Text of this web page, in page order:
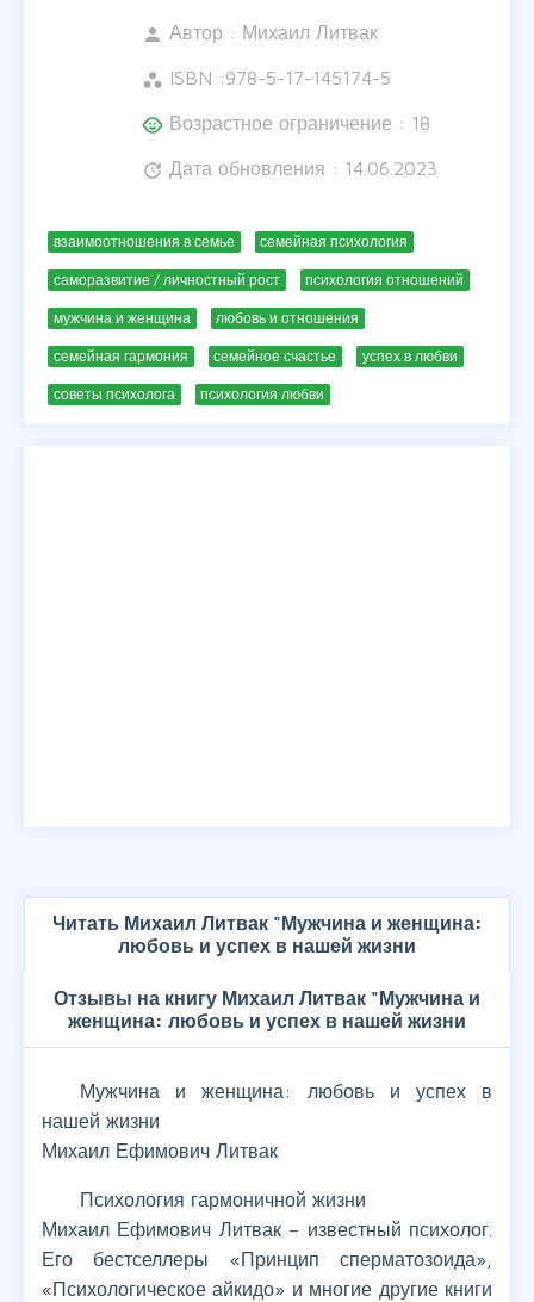
person Автор : Михаил Литвак
workspaces ISBN :978-5-17-145174-5
child_care Возрастное ограничение : 18
update Дата обновления : 14.06.2023
взаимоотношения в семье семейная психология
саморазвитие / личностный рост психология отношений
мужчина и женщина любовь и отношения
семейная гармония семейное счастье успех в любви
советы психолога психология любви
Читать Михаил Литвак "Мужчина и женщина:
любовь и успех в нашей жизни
Отзывы на книгу Михаил Литвак "Мужчина и
женщина: любовь и успех в нашей жизни
Мужчина и женщина: любовь и успех в
нашей жизни
Михаил Ефимович Литвак
Психология гармоничной жизни
Михаил Ефимович Литвак – известный психолог.
Его бестселлеры «Принцип сперматозоида»,
«Психологическое айкидо» и многие другие книги